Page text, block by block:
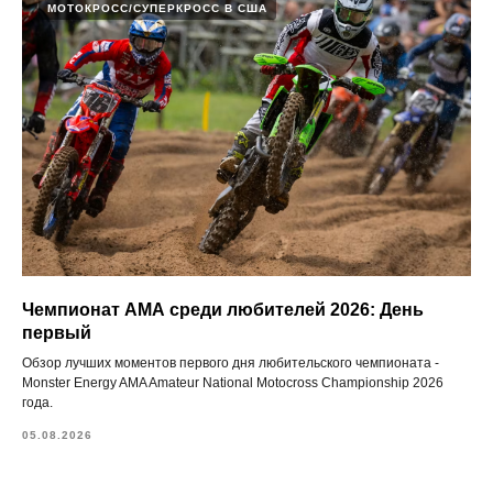
МОТОКРОСС/СУПЕРКРОСС В США
Чемпионат АМА среди любителей 2026: День
первый
Обзор лучших моментов первого дня любительского чемпионата -
Monster Energy AMA Amateur National Motocross Championship 2026
года.
05.08.2026